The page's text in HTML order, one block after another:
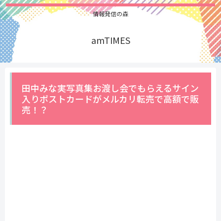
情報発信の森
amTIMES
田中みな実写真集お渡し会でもらえるサイン
入りポストカードがメルカリ転売で高額で販
売！？